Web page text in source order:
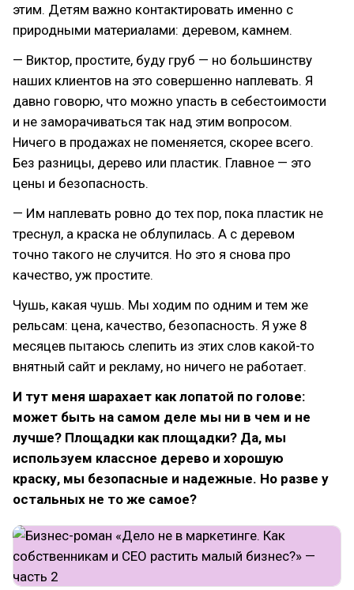
этим. Детям важно контактировать именно с
природными материалами: деревом, камнем.
— Виктор, простите, буду груб — но большинству
наших клиентов на это совершенно наплевать. Я
давно говорю, что можно упасть в себестоимости
и не заморачиваться так над этим вопросом.
Ничего в продажах не поменяется, скорее всего.
Без разницы, дерево или пластик. Главное — это
цены и безопасность.
— Им наплевать ровно до тех пор, пока пластик не
треснул, а краска не облупилась. А с деревом
точно такого не случится. Но это я снова про
качество, уж простите.
Чушь, какая чушь. Мы ходим по одним и тем же
рельсам: цена, качество, безопасность. Я уже 8
месяцев пытаюсь слепить из этих слов какой-то
внятный сайт и рекламу, но ничего не работает.
И тут меня шарахает как лопатой по голове:
может быть на самом деле мы ни в чем и не
лучше? Площадки как площадки? Да, мы
используем классное дерево и хорошую
краску, мы безопасные и надежные. Но разве у
остальных не то же самое?